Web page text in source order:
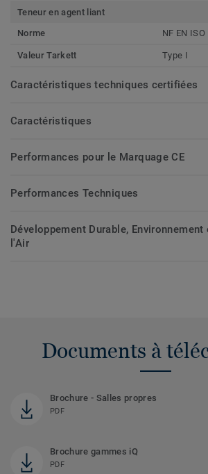
Teneur en agent liant
Norme
NF EN ISO
Valeur Tarkett Type I
Caractéristiques techniques certifiées
Caractéristiques
Performances pour le Marquage CE
Performances Techniques
Développement Durable, Environnement
l'Air
Documents à
Brochure - Salles propres
PDF
Brochure gammes iQ
PDF